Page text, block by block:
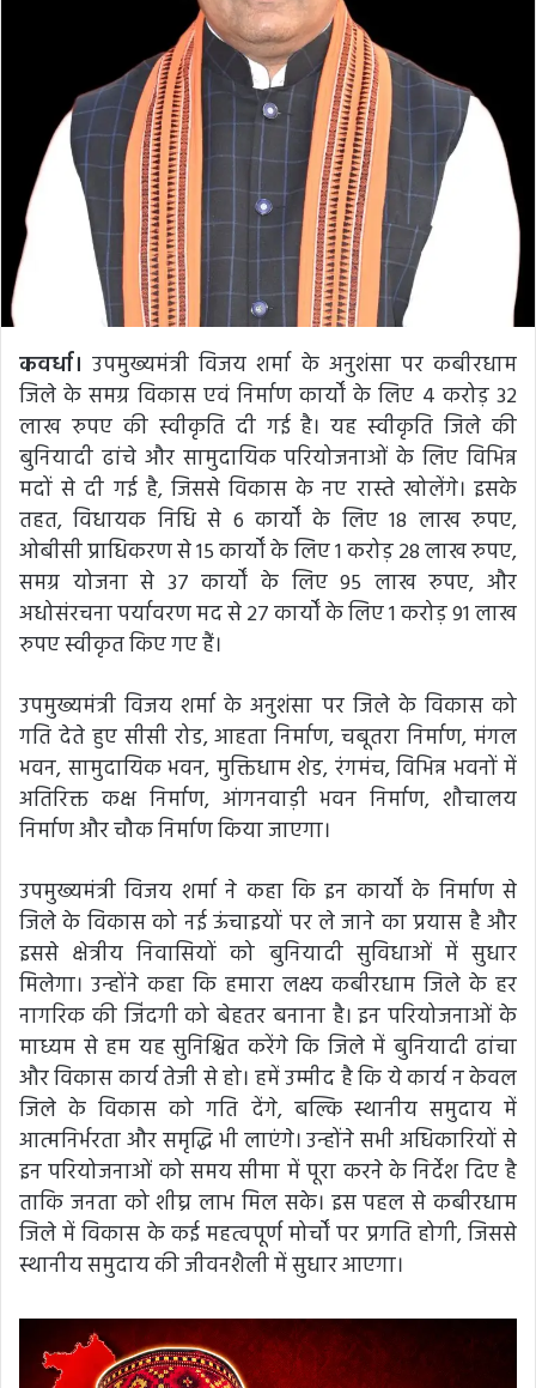
कवर्धा। उपमुख्यमंत्री विजय शर्मा के अनुशंसा पर कबीरधाम
जिले के समग्र विकास एवं निर्माण कार्यों के लिए 4 करोड़ 32
लाख रुपए की स्वीकृति दी गई है। यह स्वीकृति जिले की
बुनियादी ढांचे और सामुदायिक परियोजनाओं के लिए विभिन्न
मदों से दी गई है, जिससे विकास के नए रास्ते खोलेंगे। इसके
तहत, विधायक निधि से 6 कार्यों के लिए 18 लाख रुपए,
ओबीसी प्राधिकरण से 15 कार्यों के लिए 1 करोड़ 28 लाख रुपए,
समग्र योजना से 37 कार्यों के लिए 95 लाख रुपए, और
अधोसंरचना पर्यावरण मद से 27 कार्यों के लिए 1 करोड़ 91 लाख
रुपए स्वीकृत किए गए हैं।
उपमुख्यमंत्री विजय शर्मा के अनुशंसा पर जिले के विकास को
गति देते हुए सीसी रोड, आहता निर्माण, चबूतरा निर्माण, मंगल
भवन, सामुदायिक भवन, मुक्तिधाम शेड, रंगमंच, विभिन्न भवनों में
अतिरिक्त कक्ष निर्माण, आंगनवाड़ी भवन निर्माण, शौचालय
निर्माण और चौक निर्माण किया जाएगा।
उपमुख्यमंत्री विजय शर्मा ने कहा कि इन कार्यों के निर्माण से
जिले के विकास को नई ऊंचाइयों पर ले जाने का प्रयास है और
इससे क्षेत्रीय निवासियों को बुनियादी सुविधाओं में सुधार
मिलेगा। उन्होंने कहा कि हमारा लक्ष्य कबीरधाम जिले के हर
नागरिक की जिंदगी को बेहतर बनाना है। इन परियोजनाओं के
माध्यम से हम यह सुनिश्चित करेंगे कि जिले में बुनियादी ढांचा
और विकास कार्य तेजी से हो। हमें उम्मीद है कि ये कार्य न केवल
जिले के विकास को गति देंगे, बल्कि स्थानीय समुदाय में
आत्मनिर्भरता और समृद्धि भी लाएंगे। उन्होंने सभी अधिकारियों से
इन परियोजनाओं को समय सीमा में पूरा करने के निर्देश दिए है
ताकि जनता को शीघ्र लाभ मिल सके। इस पहल से कबीरधाम
जिले में विकास के कई महत्वपूर्ण मोर्चों पर प्रगति होगी, जिससे
स्थानीय समुदाय की जीवनशैली में सुधार आएगा।